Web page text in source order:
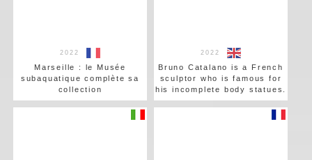
2022
Marseille : le Musée
subaquatique complète sa
collection
2022
Bruno Catalano is a French
sculptor who is famous for
his incomplete body statues.